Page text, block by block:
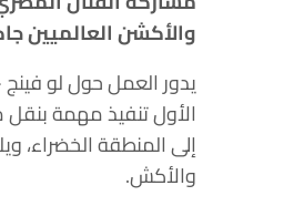
والأكشن العالميين
يدور العمل حول لو
الأول تنفيذ مهمة
إلى المنطقة الخضراء،
والأكش.